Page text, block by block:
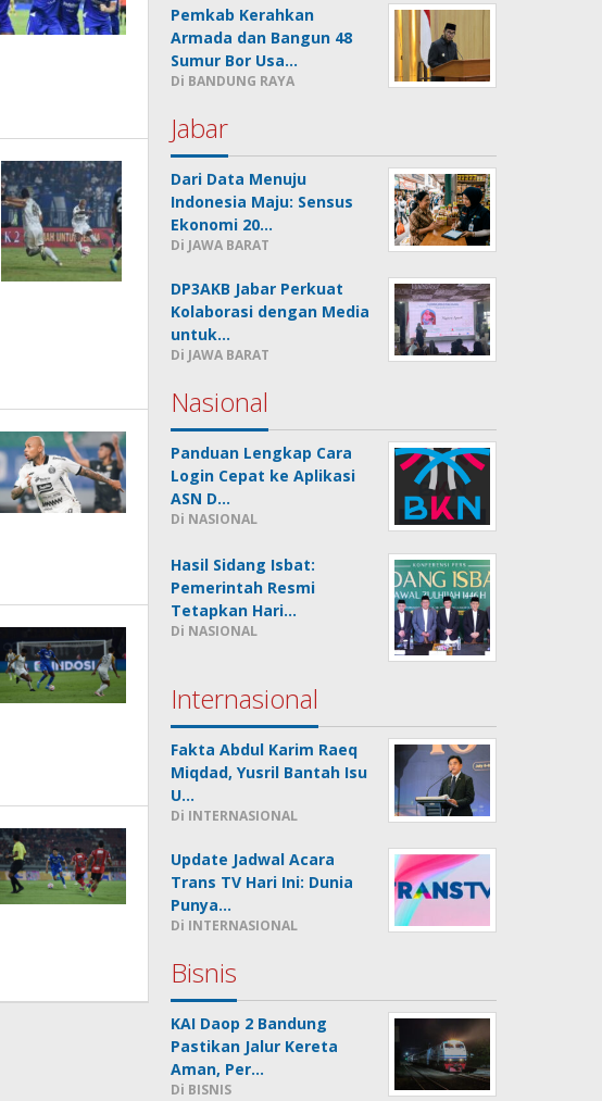
Pemkab Kerahkan
Armada dan Bangun 48
Sumur Bor Usa…
Di BANDUNG RAYA
Jabar
Dari Data Menuju
Indonesia Maju: Sensus
Ekonomi 20…
Di JAWA BARAT
DP3AKB Jabar Perkuat
Kolaborasi dengan Media
untuk…
Di JAWA BARAT
Nasional
Panduan Lengkap Cara
Login Cepat ke Aplikasi
ASN D…
Di NASIONAL
Hasil Sidang Isbat:
Pemerintah Resmi
Tetapkan Hari…
Di NASIONAL
Internasional
Fakta Abdul Karim Raeq
Miqdad, Yusril Bantah Isu
U…
Di INTERNASIONAL
Update Jadwal Acara
Trans TV Hari Ini: Dunia
Punya…
Di INTERNASIONAL
Bisnis
KAI Daop 2 Bandung
Pastikan Jalur Kereta
Aman, Per…
Di BISNIS